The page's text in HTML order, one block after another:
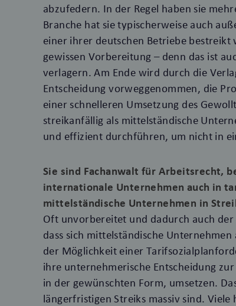
abzufedern. In der Regel haben sie
Branche hat sie typischerweise auch
einer ihrer deutschen Betriebe
gewissen Vorbereitung – denn das ist
verlagern. Am Ende wird durch die
Entscheidung vorweggenommen, die
einer schnelleren Umsetzung des
streikanfällig als mittelständische
und effizient durchführen, um nicht in
Sie sind Fachanwalt für Arbeitsrecht,
internationale Unternehmen auch in
mittelständische Unternehmen in
Oft unvorbereitet und dadurch auch
dass sich mittelständische
der Möglichkeit einer
ihre unternehmerische Entscheidung
in der gewünschten Form, umsetzen.
längerfristigen Streiks massiv sind.